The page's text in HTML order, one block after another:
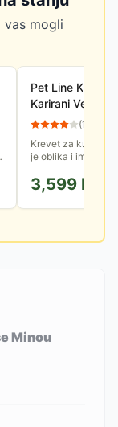
vas mogli
Pet Line Krevet
Karirani
(10
Krevet za kučiće
je oblika i ima
materijala i
3,599 RSD
Minou